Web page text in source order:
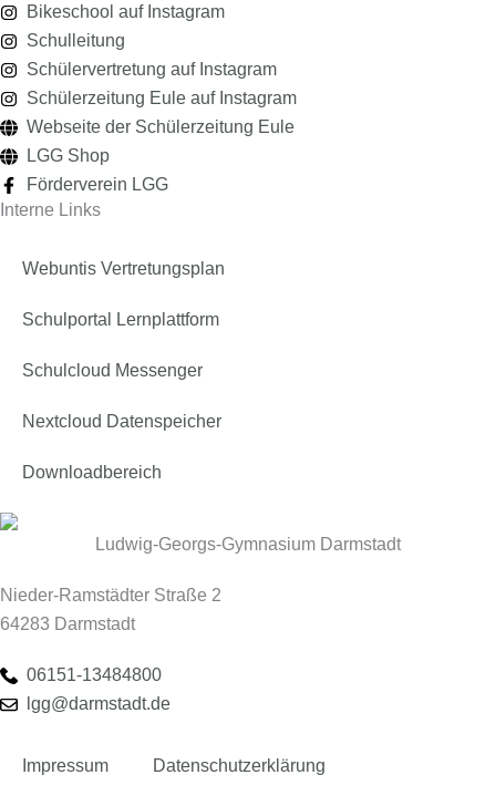
Ludwig-Georgs-Gymnasium Darmstadt
Nieder-Ramstädter Straße 2
64283 Darmstadt
06151-13484800
lgg@darmstadt.de
Impressum Datenschutzerklärung
Interne Links
Webuntis Vertretungsplan
Schulportal Lernplattform
Schulcloud Messenger
Nextcloud Datenspeicher
Downloadbereich
Bikeschool auf Instagram
Schulleitung
Schülervertretung auf Instagram
Schülerzeitung Eule auf Instagram
Webseite der Schülerzeitung Eule
LGG Shop
Förderverein LGG